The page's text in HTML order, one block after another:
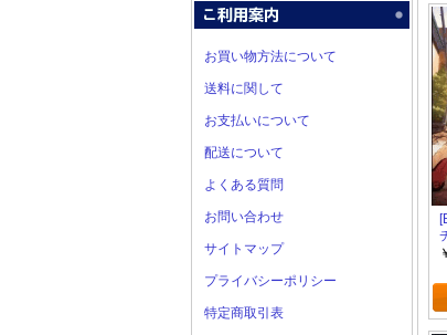
お買い物方法について
送料に関して
お支払いについて
配送について
よくある質問
お問い合わせ
サイトマップ
プライバシーポリシー
特定商取引表